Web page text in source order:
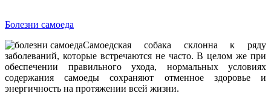
Болезни самоеда
Самоедская собака склонна к ряду
заболеваний, которые встречаются не часто. В целом же при
обеспечении правильного ухода, нормальных условиях
содержания самоеды сохраняют отменное здоровье и
энергичность на протяжении всей жизни.